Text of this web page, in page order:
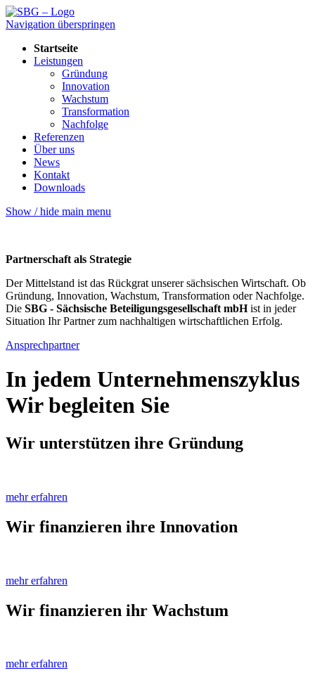
Navigation überspringen
Startseite
Leistungen
Gründung
Innovation
Wachstum
Transformation
Nachfolge
Referenzen
Über uns
News
Kontakt
Downloads
Show / hide main menu
Partnerschaft als Strategie
Der Mittelstand ist das Rückgrat unserer sächsischen Wirtschaft. Ob
Gründung, Innovation, Wachstum, Trans­formation oder Nachfolge.
Die SBG - Sächsische Beteiligungs­gesellschaft mbHist in jeder
Situation Ihr Partner zum nach­haltigen wirtschaft­lichen Erfolg.
Ansprechpartner
In jedem Unternehmenszyklus
Wir begleiten Sie
Wir unterstützen ihre Gründung
mehr erfahren
Wir finanzieren ihre Innovation
mehr erfahren
Wir finanzieren ihr Wachstum
mehr erfahren